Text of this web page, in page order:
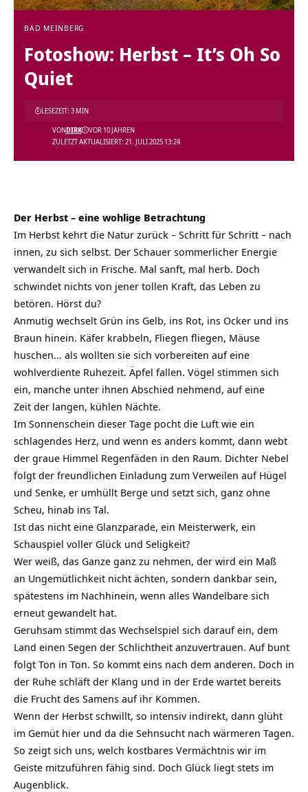
BAD MEINBERG
Fotoshow: Herbst – It’s Oh So
Quiet
ZULETZT AKTUALISIERT: 21. JULI 2025 13:24
VONDIRK VOR 10 JAHREN
LESEZEIT: 3 MIN
Der Herbst – eine wohlige Betrachtung
Im Herbst kehrt die Natur zurück – Schritt für Schritt – nach
innen, zu sich selbst. Der Schauer sommerlicher Energie
verwandelt sich in Frische. Mal sanft, mal herb. Doch
schwindet nichts von jener tollen Kraft, das Leben zu
betören. Hörst du?
Anmutig wechselt Grün ins Gelb, ins Rot, ins Ocker und ins
Braun hinein. Käfer krabbeln, Fliegen fliegen, Mäuse
huschen… als wollten sie sich vorbereiten auf eine
wohlverdiente Ruhezeit. Äpfel fallen. Vögel stimmen sich
ein, manche unter ihnen Abschied nehmend, auf eine
Zeit der langen, kühlen Nächte.
Im Sonnenschein dieser Tage pocht die Luft wie ein
schlagendes Herz, und wenn es anders kommt, dann webt
der graue Himmel Regenfäden in den Raum. Dichter Nebel
folgt der freundlichen Einladung zum Verweilen auf Hügel
und Senke, er umhüllt Berge und setzt sich, ganz ohne
Scheu, hinab ins Tal.
Ist das nicht eine Glanzparade, ein Meisterwerk, ein
Schauspiel voller Glück und Seligkeit?
Wer weiß, das Ganze ganz zu nehmen, der wird ein Maß
an Ungemütlichkeit nicht ächten, sondern dankbar sein,
spätestens im Nachhinein, wenn alles Wandelbare sich
erneut gewandelt hat.
Geruhsam stimmt das Wechselspiel sich darauf ein, dem
Land einen Segen der Schlichtheit anzuvertrauen. Auf bunt
folgt Ton in Ton. So kommt eins nach dem anderen. Doch in
der Ruhe schläft der Klang und in der Erde wartet bereits
die Frucht des Samens auf ihr Kommen.
Wenn der Herbst schwillt, so intensiv indirekt, dann glüht
im Gemüt hier und da die Sehnsucht nach wärmeren Tagen.
So zeigt sich uns, welch kostbares Vermächtnis wir im
Geiste mitzuführen fähig sind. Doch Glück liegt stets im
Augenblick.